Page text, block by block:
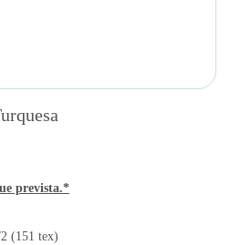
prevista.*
(151 tex)